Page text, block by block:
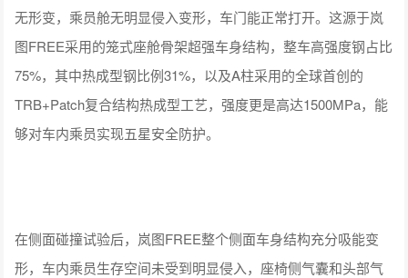
无形变，乘员舱无明显侵入变形，车门能正常打开。这源于岚
图FREE采用的笼式座舱骨架超强车身结构，整车高强度钢占比
75%，其中热成型钢比例31%，以及A柱采用的全球首创的
TRB+Patch复合结构热成型工艺，强度更是高达1500MPa，能
够对车内乘员实现五星安全防护。
在侧面碰撞试验后，岚图FREE整个侧面车身结构充分吸能变
形，车内乘员生存空间未受到明显侵入，座椅侧气囊和头部气